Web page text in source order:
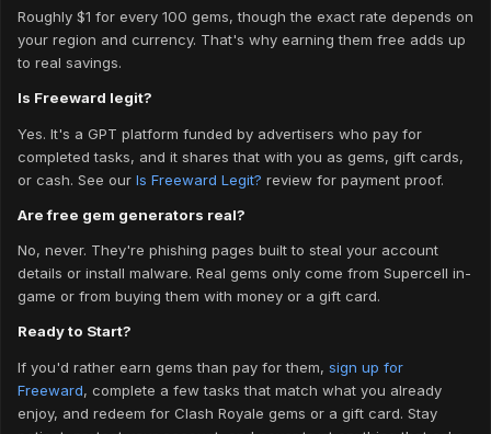
Roughly $1 for every 100 gems, though the exact rate depends on
your region and currency. That's why earning them free adds up
to real savings.
Is Freeward legit?
Yes. It's a GPT platform funded by advertisers who pay for
completed tasks, and it shares that with you as gems, gift cards,
or cash. See our Is Freeward Legit? review for payment proof.
Are free gem generators real?
No, never. They're phishing pages built to steal your account
details or install malware. Real gems only come from Supercell in-
game or from buying them with money or a gift card.
Ready to Start?
If you'd rather earn gems than pay for them, sign up for
Freeward, complete a few tasks that match what you already
enjoy, and redeem for Clash Royale gems or a gift card. Stay